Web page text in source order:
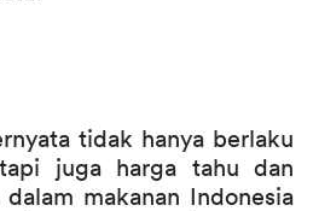
tidak hanya berlaku
juga harga tahu dan
makanan Indonesia